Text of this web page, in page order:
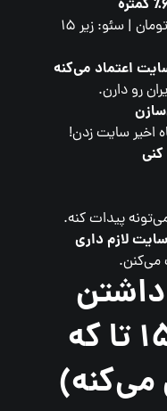
تبلیغات محیطی: ۱۲۰–۳۵۰ هزارتومان | سئو: زیر ۱۵
پیدات کنه.
لازم داری
می‌کنن.
داشتن
سایت حرفه‌ای (۱۵ تا که